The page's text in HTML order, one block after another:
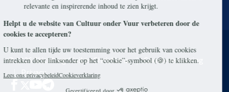
© 2026 Stichting Civitas Christiana
Cookieverklaring
Privacy